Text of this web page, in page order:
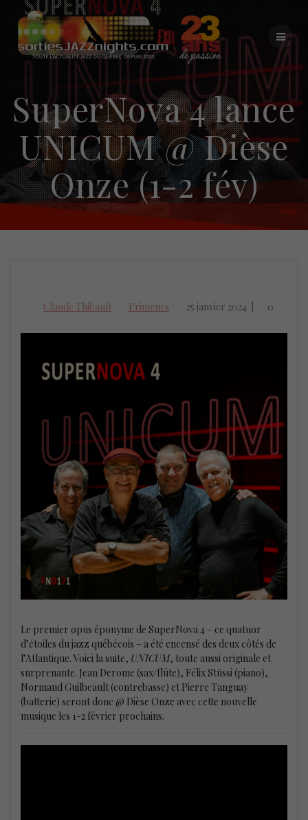
Skip
content
SuperNova 4 lance
UNICUM @ Dièse
Onze (1-2 fév)
Claude Thibault Primeurs 25 janvier 2024 0
Le premier opus éponyme de SuperNova 4 – ce quatuor
d’étoiles du jazz québécois – a été encensé des deux côtés de
l’Atlantique. Voici la suite, UNICUM, toute aussi originale et
surprenante. Jean Derome (sax/flûte), Félix Stüssi (piano),
Normand Guilbeault (contrebasse) et Pierre Tanguay
(batterie) seront donc @ Dièse Onze avec cette nouvelle
musique les 1-2 février prochains.